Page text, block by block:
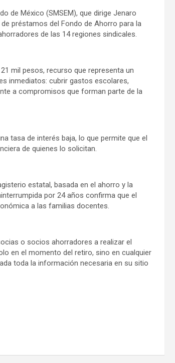
de México (SMSEM), que dirige Jenaro
préstamos del Fondo de Ahorro para la
de las 14 regiones sindicales.
mil pesos, recurso que representa un
inmediatos: cubrir gastos escolares,
a compromisos que forman parte de la
tasa de interés baja, lo que permite que el
de quienes lo solicitan.
estatal, basada en el ahorro y la
por 24 años confirma que el
a las familias docentes.
o socios ahorradores a realizar el
en el momento del retiro, sino en cualquier
toda la información necesaria en su sitio